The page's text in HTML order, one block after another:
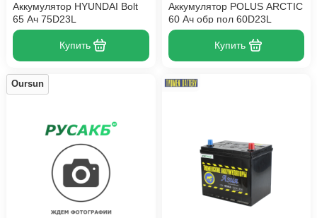
Аккумулятор HYUNDAI Bolt
65 Ач 75D23L
Купить
Аккумулятор POLUS ARCTIC
60 Ач обр пол 60D23L
Купить
Oursun